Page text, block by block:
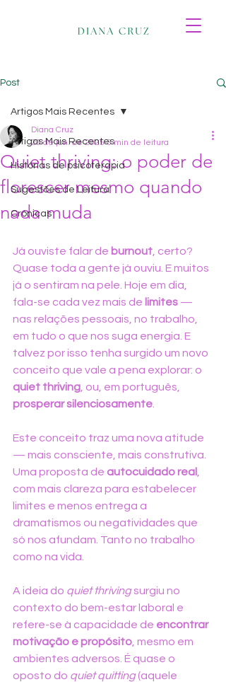
Post
Artigos Mais Recentes
Histórias de psicoterapia
Sugestões de Leitura
Crónicas
Artigos Mais Recentes
Quiet thriving: o poder de
florescer mesmo quando
nada muda
Diana Cruz
20 de jun. de 2025 3 min de leitura
Já ouviste falar de burnout , certo?
Quase toda a gente já ouviu. E muitos
já o sentiram na pele. Hoje em dia,
fala-se cada vez mais de limites —
nas relações pessoais, no trabalho,
em tudo o que nos suga energia. E
talvez por isso tenha surgido um novo
conceito que vale a pena explorar: o
quiet thriving , ou, em português,
prosperar silenciosamente
Este conceito traz uma nova atitude
— mais consciente, mais construtiva.
Uma proposta de autocuidado real
com mais clareza para estabelecer
limites e menos entrega a
dramatismos ou negatividades que
só nos afundam. Tanto no trabalho
como na vida.
A ideia do quiet thriving surgiu no
contexto do bem-estar laboral e
refere-se à capacidade de encontrar
motivação e propósito , mesmo em
ambientes adversos. É quase o
oposto do quiet quitting (aquele